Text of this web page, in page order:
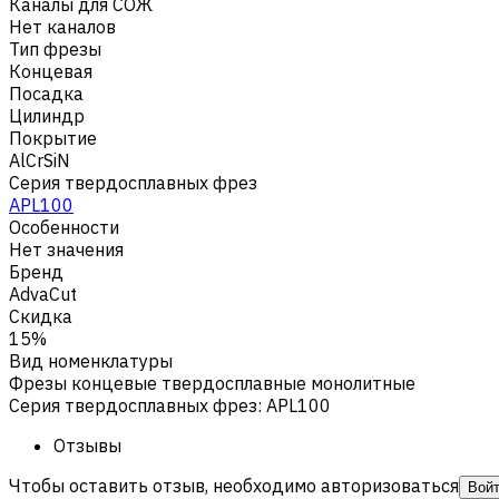
Нет каналов
Тип фрезы
Концевая
Посадка
Цилиндр
Покрытие
AlCrSiN
Серия твердосплавных фрез
APL100
Особенности
Нет значения
Бренд
AdvaCut
Скидка
15%
Вид номенклатуры
Фрезы концевые твердосплавные монолитные
Серия твердосплавных фрез: APL100
Отзывы
Чтобы оставить отзыв, необходимо авторизоваться